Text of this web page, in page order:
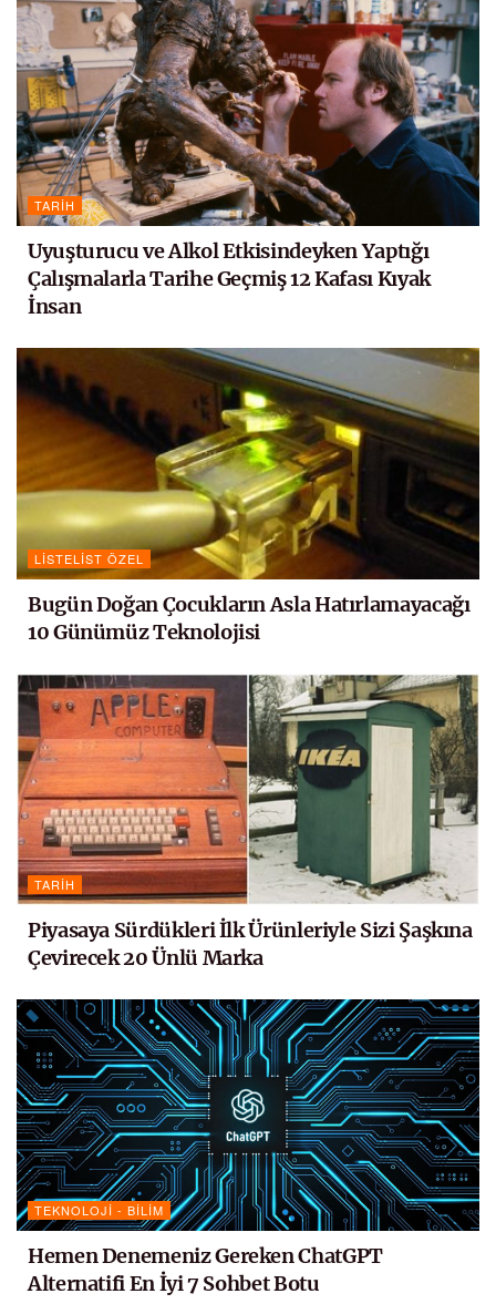
TARIH
Uyuşturucu ve Alkol Etkisindeyken Yaptığı
Çalışmalarla Tarihe Geçmiş 12 Kafası Kıyak
İnsan
LISTELIST ÖZEL
Bugün Doğan Çocukların Asla Hatırlamayacağı
10 Günümüz Teknolojisi
TARIH
Piyasaya Sürdükleri İlk Ürünleriyle Sizi Şaşkına
Çevirecek 20 Ünlü Marka
TEKNOLOJI - BILIM
Hemen Denemeniz Gereken ChatGPT
Alternatifi En İyi 7 Sohbet Botu